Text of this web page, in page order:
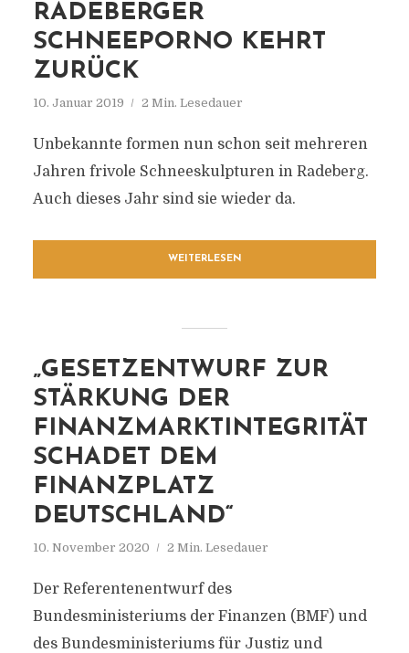
RADEBERGER
SCHNEEPORNO KEHRT
ZURÜCK
10. Januar 2019 2 Min. Lesedauer
Unbekannte formen nun schon seit mehreren
Jahren frivole Schneeskulpturen in Radeberg.
Auch dieses Jahr sind sie wieder da.
WEITERLESEN
„GESETZENTWURF ZUR
STÄRKUNG DER
FINANZMARKTINTEGRITÄT
SCHADET DEM
FINANZPLATZ
DEUTSCHLAND“
10. November 2020 2 Min. Lesedauer
Der Referentenentwurf des
Bundesministeriums der Finanzen (BMF) und
des Bundesministeriums für Justiz und